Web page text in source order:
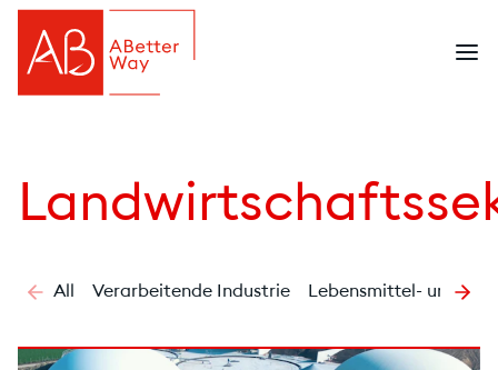
All Verarbeitende Industrie Lebensmittel- und